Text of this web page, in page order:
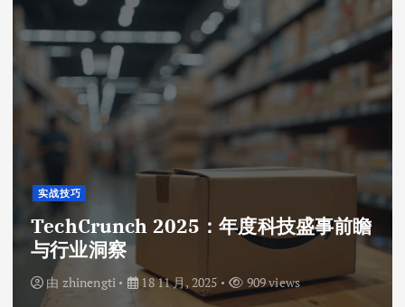
实战技巧
TechCrunch 2025：年度科技盛事前瞻
与行业洞察
由 zhinengti 18 11 月, 2025 909 views